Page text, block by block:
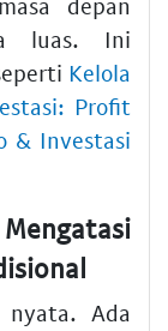
luas. Ini
Kelola
Profit
& Investasi
Ada